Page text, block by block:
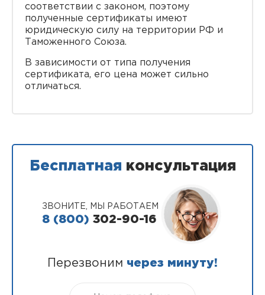
соответствии с законом, поэтому
полученные сертификаты имеют
юридическую силу на территории РФ и
Таможенного Союза.
В зависимости от типа получения
сертификата, его цена может сильно
отличаться.
Бесплатная консультация
ЗВОНИТЕ, МЫ РАБОТАЕМ
8 (800) 302-90-16
Перезвоним через минуту!